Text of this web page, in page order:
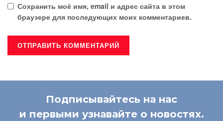
Сохранить моё имя, email и адрес сайта в этом
браузере для последующих моих комментариев.
Подписывайтесь на нас
и первыми узнавайте о новостях.